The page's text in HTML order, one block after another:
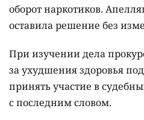
оборот наркотиков.
оставила решение без
При изучении дела
за ухудшения здоровья
принять участие в
с последним словом.